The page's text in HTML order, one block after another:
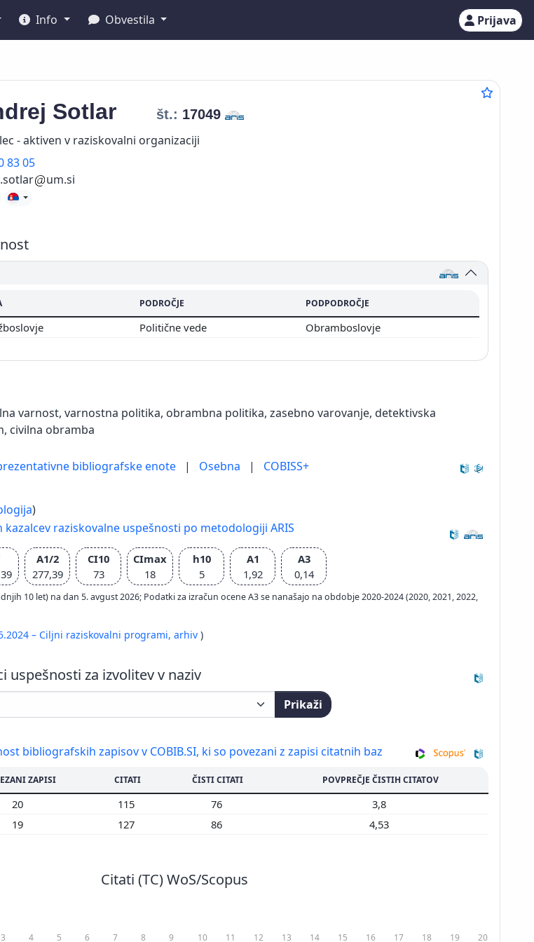
Info Obvestila Prijava
Sotlar št.: 17049
- aktiven v raziskovalni organizaciji
83 05
um.si
tujih jezikov
PODROČJE PODPODROČJE
Politične vede Obramboslovje
varnost, varnostna politika, obrambna politika, zasebno varovanje, detektivska
civilna obramba
bibliografske enote | Osebna | COBISS+
)
raziskovalne uspešnosti po metodologiji ARIS
A1/2
277,39
CI10
73
CImax
18
h10
5
A1
1,92
A3
0,14
10 let) na dan 5. avgust 2026; Podatki za izračun ocene A3 se nanašajo na obdobje 2020-2024 (2020, 2021, 2022,
– Ciljni raziskovalni programi, arhiv )
uspešnosti za izvolitev v naziv
Prikaži
bibliografskih zapisov v COBIB.SI, ki so povezani z zapisi citatnih baz
ZAPISI CITATI ČISTI CITATI POVPREČJE ČISTIH CITATOV
20 115 76
3,8
19 127 86 4,53
Citati (TC) WoS/Scopus
3 4 5 6 7 8 9 10 11 12 13 14 15 16 17 18 19 20